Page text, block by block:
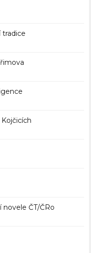
tradice
novele ČT/ČRo